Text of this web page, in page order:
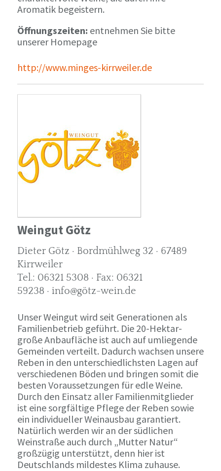
Aromatik begeistern.
Öffnungszeiten: entnehmen Sie bitte
unserer Homepage
http://www.minges-kirrweiler.de
Weingut Götz
Dieter Götz · Bordmühlweg 32 · 67489
Kirrweiler
Tel.: 06321 5308 · Fax: 06321
59238 · info@götz-wein.de
Unser Weingut wird seit Generationen als
Familienbetrieb geführt. Die 20-Hektar-
große Anbaufläche ist auch auf umliegende
Gemeinden verteilt. Dadurch wachsen unsere
Reben in den unterschiedlichsten Lagen auf
verschiedenen Böden und bringen somit die
besten Voraussetzungen für edle Weine.
Durch den Einsatz aller Familienmitglieder
ist eine sorgfältige Pflege der Reben sowie
ein individueller Weinausbau garantiert.
Natürlich werden wir an der südlichen
Weinstraße auch durch „Mutter Natur“
großzügig unterstützt, denn hier ist
Deutschlands mildestes Klima zuhause.